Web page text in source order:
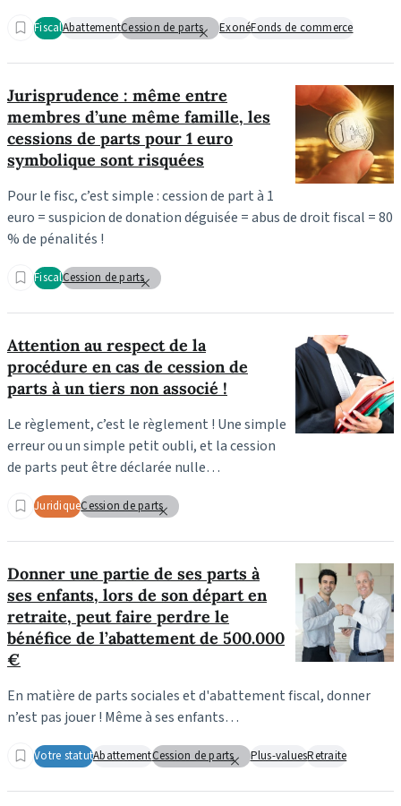
FiscalAbattementCession de parts ExonéFonds de commerce
Jurisprudence : même entre
membres d’une même famille, les
cessions de parts pour 1 euro
symbolique sont risquées
Pour le fisc, c’est simple : cession de part à 1
euro = suspicion de donation déguisée = abus de droit fiscal = 80
% de pénalités !
FiscalCession de parts
Attention au respect de la
procédure en cas de cession de
parts à un tiers non associé !
Le règlement, c’est le règlement ! Une simple
erreur ou un simple petit oubli, et la cession
de parts peut être déclarée nulle…
JuridiqueCession de parts
Donner une partie de ses parts à
ses enfants, lors de son départ en
retraite, peut faire perdre le
bénéfice de l’abattement de 500.000
€
En matière de parts sociales et d'abattement fiscal, donner
n’est pas jouer ! Même à ses enfants…
Votre statutAbattementCession de parts Plus-valuesRetraite